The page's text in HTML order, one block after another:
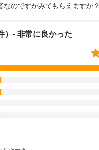
なのですがみてもらえますか？
）- 非常に良かった